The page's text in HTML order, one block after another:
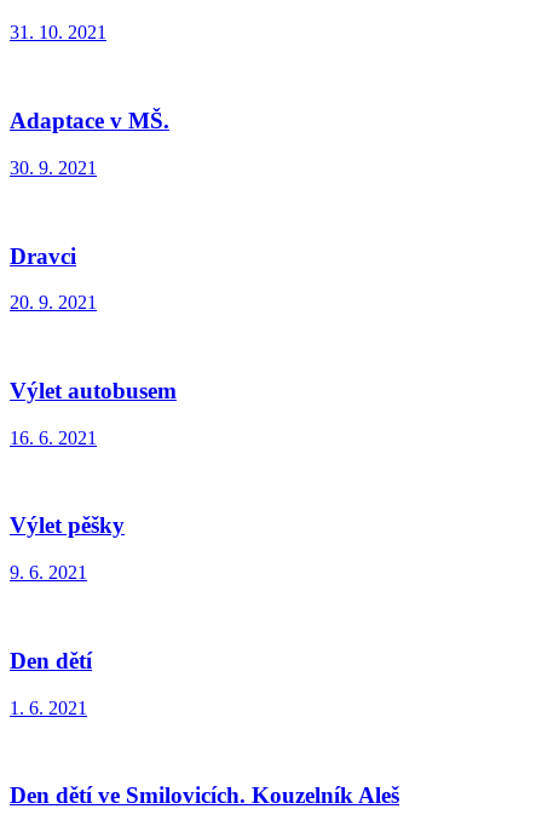
31. 10. 2021
Adaptace v MŠ.
30. 9. 2021
Dravci
20. 9. 2021
Výlet autobusem
16. 6. 2021
Výlet pěšky
9. 6. 2021
Den dětí
1. 6. 2021
Den dětí ve Smilovicích. Kouzelník Aleš